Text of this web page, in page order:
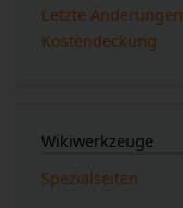
Letzte Änderungen
Kostendeckung
Wikiwerkzeuge
Spezialseiten